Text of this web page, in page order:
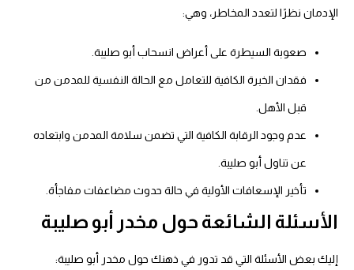
الإدمان نظرًا لتعدد المخاطر، وهي:
صعوبة السيطرة على أعراض انسحاب أبو صليبة.
فقدان الخبرة الكافية للتعامل مع الحالة النفسية للمدمن من
قبل الأهل.
عدم وجود الرقابة الكافية التي تضمن سلامة المدمن وابتعاده
عن تناول أبو صليبة.
تأخير الإسعافات الأولية في حالة حدوث مضاعفات مفاجأة.
الأسئلة الشائعة حول مخدر أبو صليبة
إليك بعض الأسئلة التي قد تدور في ذهنك حول مخدر أبو صليبة: